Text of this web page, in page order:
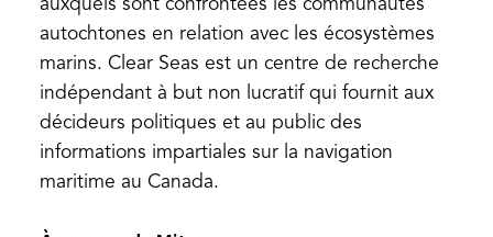
w
t
a
b
)
auxquels sont confrontées les communautés
autochtones en relation avec les écosystèmes
marins. Clear Seas est un centre de recherche
indépendant à but non lucratif qui fournit aux
décideurs politiques et au public des
informations impartiales sur la navigation
maritime au Canada.